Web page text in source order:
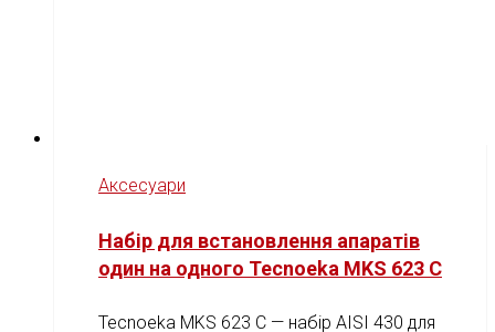
Аксесуари
Набір для встановлення апаратів
один на одного Tecnoeka MKS 623 C
Tecnoeka MKS 623 C — набір AISI 430 для